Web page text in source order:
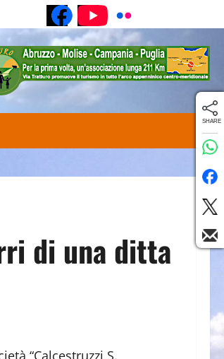
SHARE
Pagina Facebook
Canale YouTube
di una ditta
“Calcestruzzi S.